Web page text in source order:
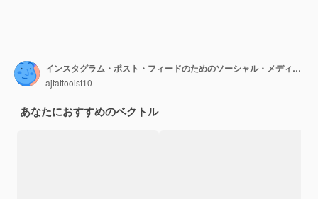
インスタグラム・ポスト・フィードのためのソーシャル・メディア・テンプレート (Thank You Card Social Media Template for Instagram Post Feed)
ajtattooist10
あなたにおすすめのベクトル